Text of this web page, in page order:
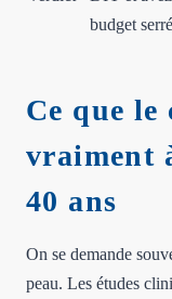
budget serré
Ce que
vraiment
40 ans
On se demande
peau. Les études